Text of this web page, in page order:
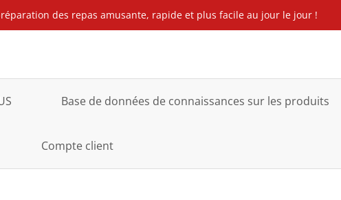
des repas amusante, rapide et plus facile au jour le jour !
Base de données de connaissances sur les produits
Compte client